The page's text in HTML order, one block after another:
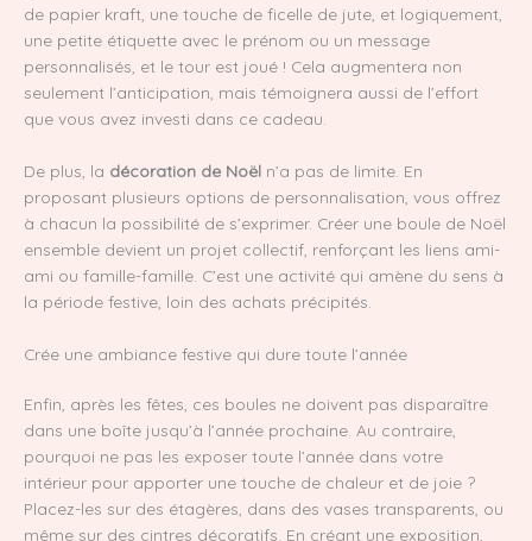
de papier kraft, une touche de ficelle de jute, et logiquement,
une petite étiquette avec le prénom ou un message
personnalisés, et le tour est joué ! Cela augmentera non
seulement l’anticipation, mais témoignera aussi de l’effort
que vous avez investi dans ce cadeau.
De plus, la décoration de Noël n’a pas de limite. En
proposant plusieurs options de personnalisation, vous offrez
à chacun la possibilité de s’exprimer. Créer une boule de Noël
ensemble devient un projet collectif, renforçant les liens ami-
ami ou famille-famille. C’est une activité qui amène du sens à
la période festive, loin des achats précipités.
Crée une ambiance festive qui dure toute l’année
Enfin, après les fêtes, ces boules ne doivent pas disparaître
dans une boîte jusqu’à l’année prochaine. Au contraire,
pourquoi ne pas les exposer toute l’année dans votre
intérieur pour apporter une touche de chaleur et de joie ?
Placez-les sur des étagères, dans des vases transparents, ou
même sur des cintres décoratifs. En créant une exposition,